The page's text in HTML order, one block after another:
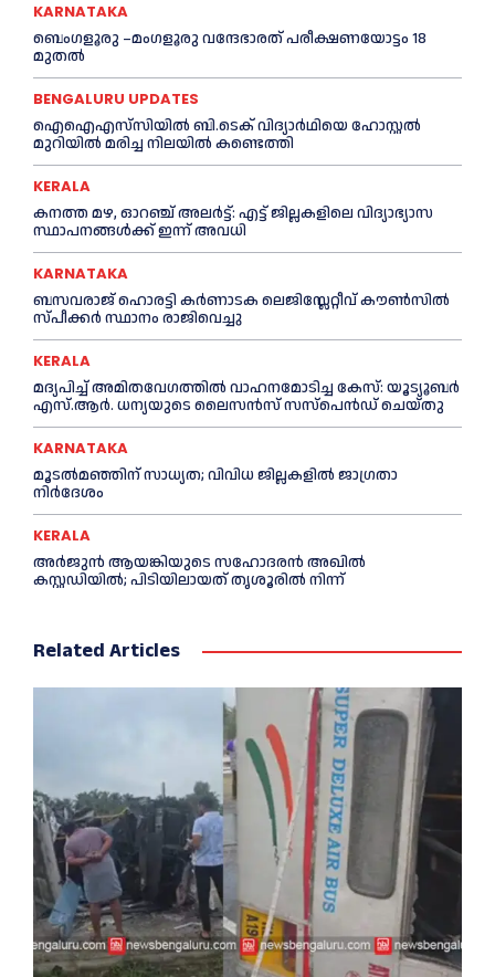
KARNATAKA
ബെംഗളൂരു –മംഗളൂരു വന്ദേഭാരത് പരീക്ഷണയോട്ടം 18
മുതൽ
BENGALURU UPDATES
ഐഐഎസ്‌സിയിൽ ബി.ടെക് വിദ്യാർഥിയെ ഹോസ്റ്റൽ
മുറിയിൽ മരിച്ച നിലയിൽ കണ്ടെത്തി
KERALA
ക​ന​ത്ത മ​ഴ, ഓറഞ്ച് അലർട്ട്: എ​ട്ട് ജി​ല്ല​ക​ളി​ലെ വി​ദ്യാ​ഭ്യാ​സ
സ്ഥാ​പ​ന​ങ്ങ​ൾ​ക്ക് ഇ​ന്ന് അ​വ​ധി
KARNATAKA
ബസവരാജ് ഹൊരട്ടി കർണാടക ലെജിസ്ലേറ്റീവ് കൗൺസിൽ
സ്പീക്കർ സ്ഥാനം രാജിവെച്ചു
KERALA
മദ്യപിച്ച് അമിതവേഗത്തിൽ വാഹനമോടിച്ച കേസ്: യൂട്യൂബർ
എസ്.ആർ. ധന്യയുടെ ലൈസൻസ് സസ്‌പെൻഡ് ചെയ്തു
KARNATAKA
മൂടൽമഞ്ഞിന് സാധ്യത; വിവിധ ജില്ലകളിൽ ജാഗ്രതാ
നിർദേശം
KERALA
അര്‍ജുന്‍ ആയങ്കിയുടെ സഹോദരന്‍ അഖില്‍
കസ്റ്റഡിയില്‍; പിടിയിലായത് തൃശൂരില്‍ നിന്ന്
Related Articles